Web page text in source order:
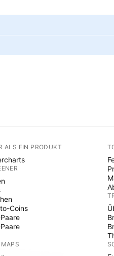
ALS EIN PRODUKT
Coins